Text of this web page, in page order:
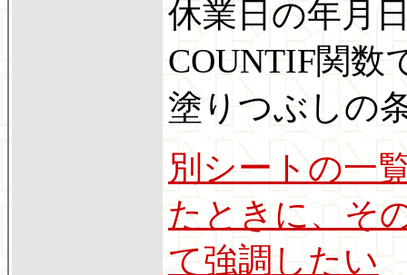
休業日の年月
COUNTIF関数
塗りつぶしの
別シートの一
たときに、そ
て強調したい